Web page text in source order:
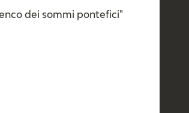
dei sommi pontefici"